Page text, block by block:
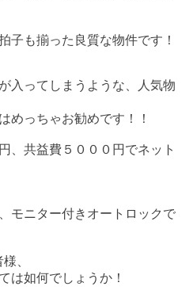
子も揃った良質な物件です！
入ってしまうような、人気物
めっちゃお勧めです！！
、共益費５０００円でネット
モニター付きオートロックで
、
は如何でしょうか！